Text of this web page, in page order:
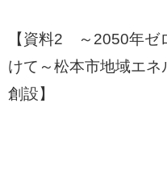
【資料2 ～2050年ゼ
けて～松本市地域エ
創設】